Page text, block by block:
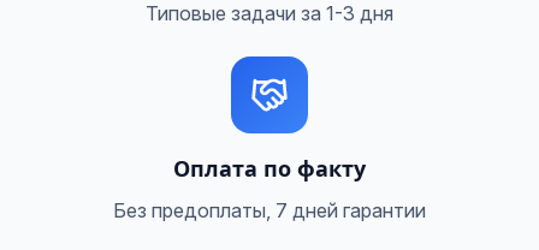
Типовые задачи за 1-3 дня
Оплата по факту
Без предоплаты, 7 дней гарантии